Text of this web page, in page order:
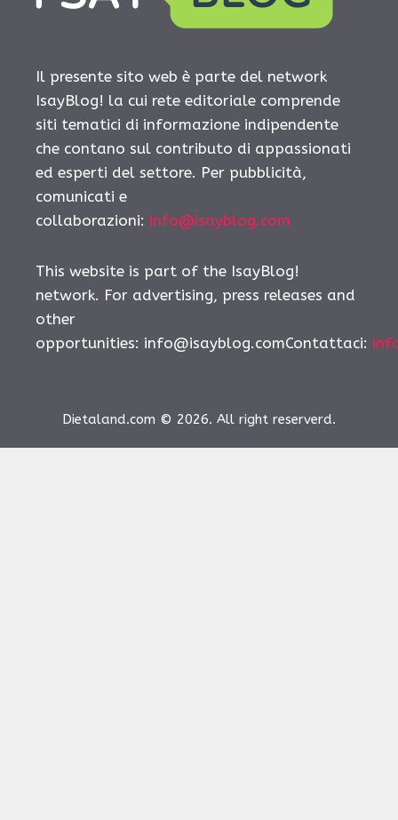
Il presente sito web è parte del network
IsayBlog! la cui rete editoriale comprende
siti tematici di informazione indipendente
che contano sul contributo di appassionati
ed esperti del settore. Per pubblicità,
comunicati e
collaborazioni: info@isayblog.com
This website is part of the IsayBlog!
network. For advertising, press releases and
other
opportunities: info@isayblog.comContattaci:
Dietaland.com © 2026. All right reserverd.